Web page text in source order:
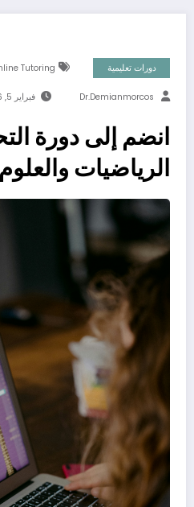
دورات تعليمية Tutoring
Dr.demianmorcos فبراير 5, 2026
انضم إلى دورة
الرياضيات والعلوم